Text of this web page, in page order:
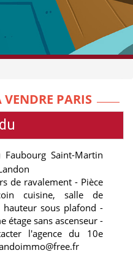
PARIS
Saint-Martin
de ravalement - Pièce
cuisine, salle de
sous plafond -
étage sans ascenseur -
l'agence du 10e